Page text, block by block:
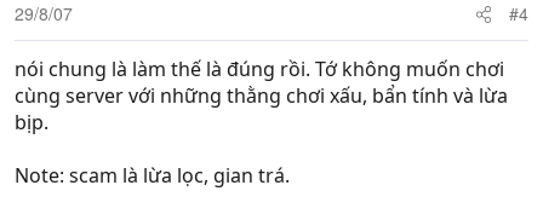
29/8/07 #4
nói chung là làm thế là đúng rồi. Tớ không muốn chơi
cùng server với những thằng chơi xấu, bẩn tính và lừa
bịp.
Note: scam là lừa lọc, gian trá.